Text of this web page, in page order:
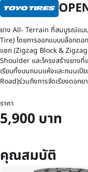
ยาง All- Terrain ที่สมบูรณ์แบ
Tire) โดยการออกแบบบล๊อกดอ
แซก (Zigzag Block &
Shoulder และโครงสร้างยาง
เรียบทั้งบนถนนแห้งและถนนเปี
Road)ร่วมถึงการจัดเรียงดอกย
ราคา
5,900 บาท
คุณสมบัติ